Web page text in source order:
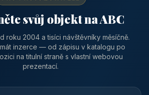
svůj objekt na ABC
roku 2004 a tisíci návštěvníky měsíčně.
inzerce — od zápisu v katalogu po
na titulní straně s vlastní webovou
prezentací.